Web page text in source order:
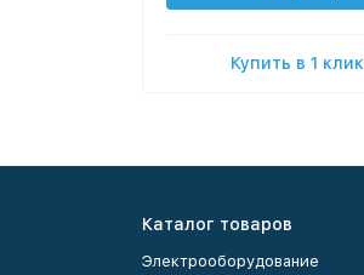
Купить в 1 клик
Каталог товаров
Электрооборудование